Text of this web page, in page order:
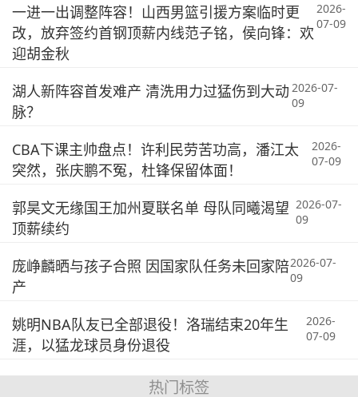
一进一出调整阵容！山西男篮引援方案临时更
改，放弃签约首钢顶薪内线范子铭，侯向锋：欢
迎胡金秋
2026-
07-09
湖人新阵容首发难产 清洗用力过猛伤到大动
脉？
2026-07-
09
CBA下课主帅盘点！许利民劳苦功高，潘江太
突然，张庆鹏不冤，杜锋保留体面！
2026-
07-09
郭昊文无缘国王加州夏联名单 母队同曦渴望
顶薪续约
2026-07-
09
庞峥麟晒与孩子合照 因国家队任务未回家陪
产
2026-07-
09
姚明NBA队友已全部退役！洛瑞结束20年生
涯，以猛龙球员身份退役
2026-
07-09
热门标签